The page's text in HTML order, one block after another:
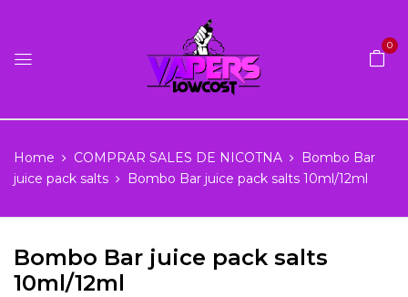
0
Home COMPRAR SALES DE NICOTNA
Bombo Bar
juice pack salts
Bombo Bar juice pack salts 10ml/12ml
Bombo Bar juice pack salts
10ml/12ml